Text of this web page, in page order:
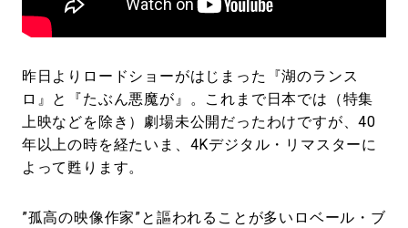
昨日よりロードショーがはじまった『湖のランス
ロ』と『たぶん悪魔が』。これまで日本では（特集
上映などを除き）劇場未公開だったわけですが、40
年以上の時を経たいま、4Kデジタル・リマスターに
よって甦ります。
”孤高の映像作家”と謳われることが多いロベール・ブ